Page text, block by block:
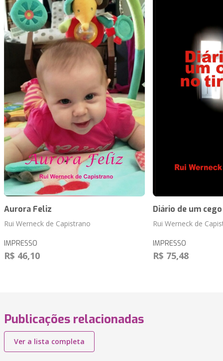
Aurora Feliz
Rui Werneck de Capistrano
IMPRESSO
R$ 46,10
Diário de um
Rui Werneck de
IMPRESSO
R$ 75,48
Publicações relacionadas
Ver a lista completa